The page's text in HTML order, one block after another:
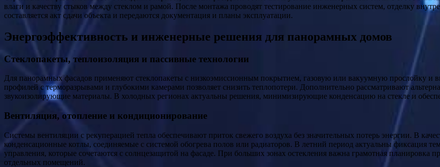
влаги и качеству стыков между стеклом и рамой. После монтажа проводят тестирование инженерных систем, отделку
составляется акт сдачи объекта и передаются документация и планы эксплуатации.
Энергоэффективность и инженерные решения для панорамных домов
Стеклопакеты, теплоизоляция и пассивные технологии
Для панорамных фасадов применяют стеклопакеты с низкоэмиссионным покрытием, газовую или вакуумную прослойку и
профилей с терморазрывами и глубокими камерами позволяет снизить теплопотери. Дополнительно рассматривают
звукоизолирующие материалы. В холодных регионах актуальны решения, минимизирующие конденсацию на стекле и
Вентиляция, отопление и кондиционирование
Системы вентиляции с рекуперацией тепла обеспечивают приток свежего воздуха без значительных потерь энергии. В
конденсационные котлы, соединяемые с системой обогрева полов или радиаторов. В летний период актуальны фиксация
управления, которые сочетаются с солнцезащитой на фасаде. При больших зонах остекления важна грамотная
отдельных помещений.